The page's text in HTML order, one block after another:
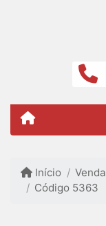
Início Venda
Código 5363